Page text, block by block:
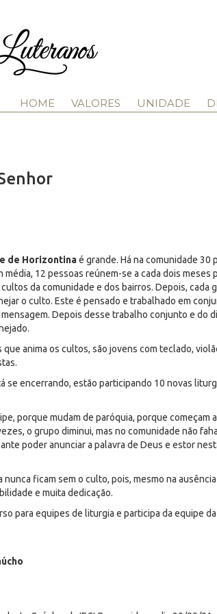
HOME VALORES UNIDADE
de Horizontinaé grande. Há na comunidade 30
12 pessoas reúnem-se a cada dois
da comunidade e dos bairros. Depois, cada
o culto. Este é pensado e trabalhado em
Depois desse trabalho conjunto e do
anima os cultos, são jovens com teclado,
se encerrando, estão participando 10 novas
porque mudam de paróquia, porque começam
o grupo diminui, mas no comunidade não
poder anunciar a palavra de Deus e estor
ficam sem o culto, pois, mesmo na
e muita dedicação.
para equipes de liturgia e participa da equipe